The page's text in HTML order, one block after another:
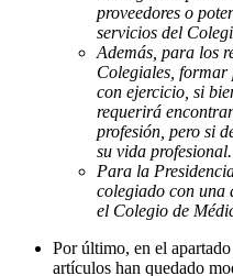
proveedores o
servicios del
Además, para los
Colegiales, formar
con ejercicio, si
requerirá
profesión, pero si
su vida profesional.
Para la
colegiado con una
el Colegio de
Por último, en el
artículos han quedado